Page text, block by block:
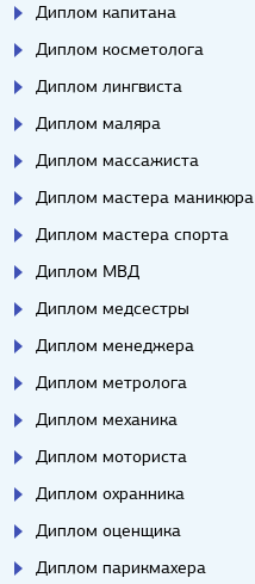
Диплом капитана
Диплом косметолога
Диплом лингвиста
Диплом маляра
Диплом массажиста
Диплом мастера маникюра
Диплом мастера спорта
Диплом МВД
Диплом медсестры
Диплом менеджера
Диплом метролога
Диплом механика
Диплом моториста
Диплом охранника
Диплом оценщика
Диплом парикмахера